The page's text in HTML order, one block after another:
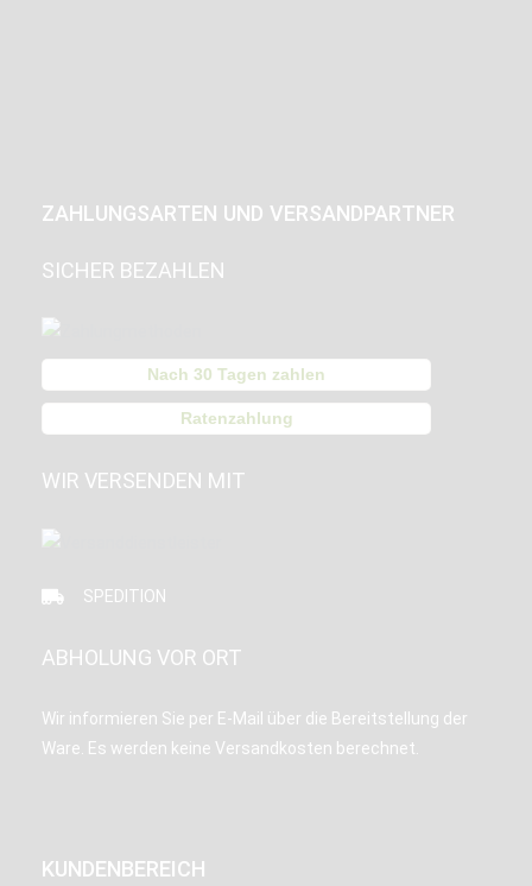
ZAHLUNGSARTEN UND VERSANDPARTNER
SICHER BEZAHLEN
Nach 30 Tagen zahlen
Ratenzahlung
WIR VERSENDEN MIT
SPEDITION
ABHOLUNG VOR ORT
Wir informieren Sie per E-Mail über die Bereitstellung der
Ware. Es werden keine Versandkosten berechnet.
KUNDENBEREICH